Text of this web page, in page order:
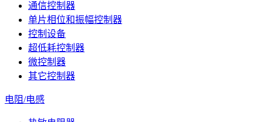
通信控制器
单片相位和振幅控制器
控制设备
超低耗控制器
微控制器
其它控制器
电阻/电感